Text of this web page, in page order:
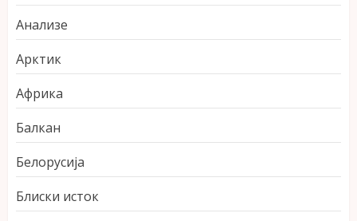
Анализе
Арктик
Африка
Балкан
Белорусија
Блиски исток